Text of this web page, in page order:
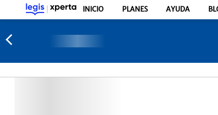
INICIO PLANES AYUDA